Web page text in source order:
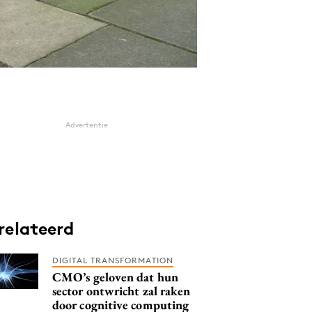
Advertentie
DIGITAL TRANSFORMATION
CMO’s geloven dat hun
sector ontwricht zal raken
door cognitive computing